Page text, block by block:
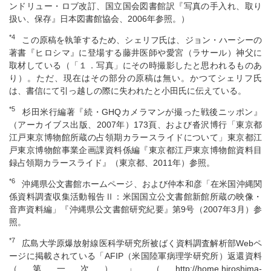
ンドリュー・ロブ改訂、国立国会図書館訳『写真の手入れ、取り
扱い、保存』日本図書館協会、2006年参照。）
*4
この原稿を執筆するため、シェリフ氏は、ジョン・ハーシーの
著書『ヒロシマ』に登場する藤井医師や愛宮（ラサール）神父に
取材している（「１．写真」にその時撮影したと思われるものあ
り）。ただ、現在はその部分の原稿は無い。かつてシェリフ氏
は、書信にて引っ越しの際に失われたと小田氏に伝えている。
*5杉田米行編著『続・GHQカメラマンが撮った戦後ニッポン』
（アーカイブス出版、2007年）173頁、および沓沢博行「東京都
江戸東京博物館所蔵の占領期カラースライドについて」東京都江
戸東京博物館事業企画課資料係編『東京都江戸東京博物館資料目
録占領期カラースライド』（東京都、2011年）参照。
*6沖縄県公文書館ホームページ、および仲本和彦「在米国沖縄関
係資料調査収集活動報告Ⅱ：米国国立公文書館新館所蔵の映像・
音声資料編」『沖縄県公文書館研究紀要』第9号（2007年3月）参
照。
*7 広島大学原爆放射線医科学研究所被ばく資料調査解析部Webペ
ージに掲載されている「AFIP（米国陸軍病理学研究所）返還資料
（第一次）」（http://home.hiroshima-